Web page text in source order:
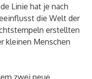
Linie hat je nach
die Welt der
erstellten
kleinen Menschen
zwei neue